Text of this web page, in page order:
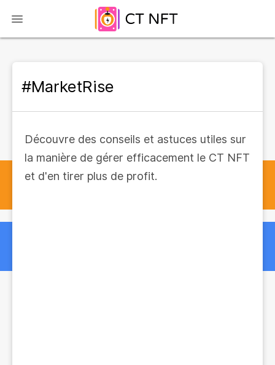
#MarketRise
Découvre des conseils et astuces utiles sur
la manière de gérer efficacement le CT NFT
et d'en tirer plus de profit.